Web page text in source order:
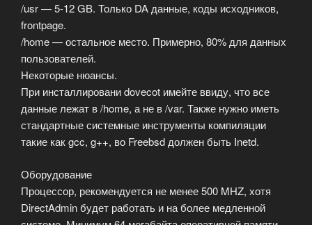
/usr — 5-12 GB. Только DA данные, коды исходников,
frontpage.
/home — остальное место. Примерно, 80% для данных
пользователей.
Некоторые нюансы.
При инсталлировани dovecot имейте ввиду, что все
данные лежат в /home, а не в /var. Также нужно иметь
стандартные системные инструменты компиляции
такие как gcc, g++, во Freebsd должен быть Inetd.
Оборудование
Процессор, рекомендуется не менее 500 MHZ, хотя
DirectAdmin будет работать и на более медленной